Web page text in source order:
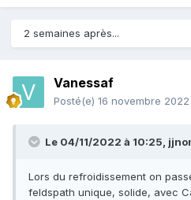
2 semaines après...
Vanessaf
Posté(e) 16 novembre 2022
Le 04/11/2022 à 10:25,
Lors du refroidissement on
feldspath unique, solide, avec